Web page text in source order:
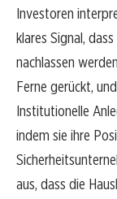
Investoren
klares Signal,
nachlassen
Ferne gerückt,
Institutionelle
indem sie ihre
aus, dass die